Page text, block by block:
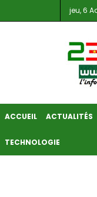
jeu, 6
ACCUEIL ACTUALITÉS
TECHNOLOGIE